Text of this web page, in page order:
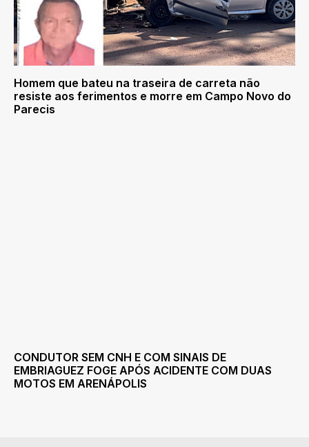
Homem que bateu na traseira de carreta não
resiste aos ferimentos e morre em Campo Novo do
Parecis
CONDUTOR SEM CNH E COM SINAIS DE
EMBRIAGUEZ FOGE APÓS ACIDENTE COM DUAS
MOTOS EM ARENÁPOLIS